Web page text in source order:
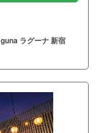
ラグーナ 新宿